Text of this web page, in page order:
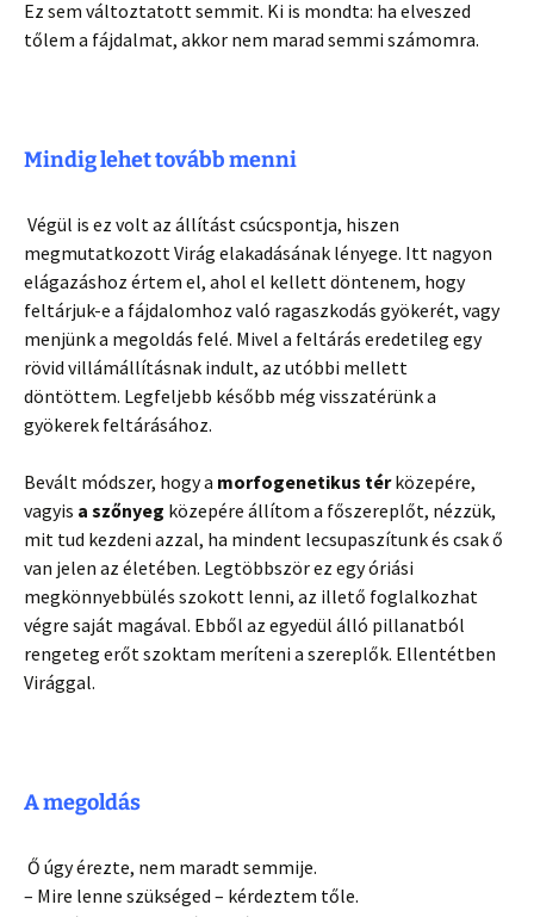
Ez sem változtatott semmit. Ki is mondta: ha elveszed
tőlem a fájdalmat, akkor nem marad semmi számomra.
Mindig lehet tovább menni
Végül is ez volt az állítást csúcspontja, hiszen
megmutatkozott Virág elakadásának lényege. Itt nagyon
elágazáshoz értem el, ahol el kellett döntenem, hogy
feltárjuk-e a fájdalomhoz való ragaszkodás gyökerét, vagy
menjünk a megoldás felé. Mivel a feltárás eredetileg egy
rövid villámállításnak indult, az utóbbi mellett
döntöttem.️ Legfeljebb később még visszatérünk a
gyökerek feltárásához.
Bevált módszer, hogy a morfogenetikus térközepére,
vagyis a szőnyeg közepére állítom a főszereplőt, nézzük,
mit tud kezdeni azzal, ha mindent lecsupaszítunk és csak ő
van jelen az életében. Legtöbbször ez egy óriási
megkönnyebbülés szokott lenni, az illető foglalkozhat
végre saját magával. Ebből az egyedül álló pillanatból
rengeteg erőt szoktam meríteni a szereplők. Ellentétben
Virággal.
A megoldás
Ő úgy érezte, nem maradt semmije.
– Mire lenne szükséged – kérdeztem tőle.